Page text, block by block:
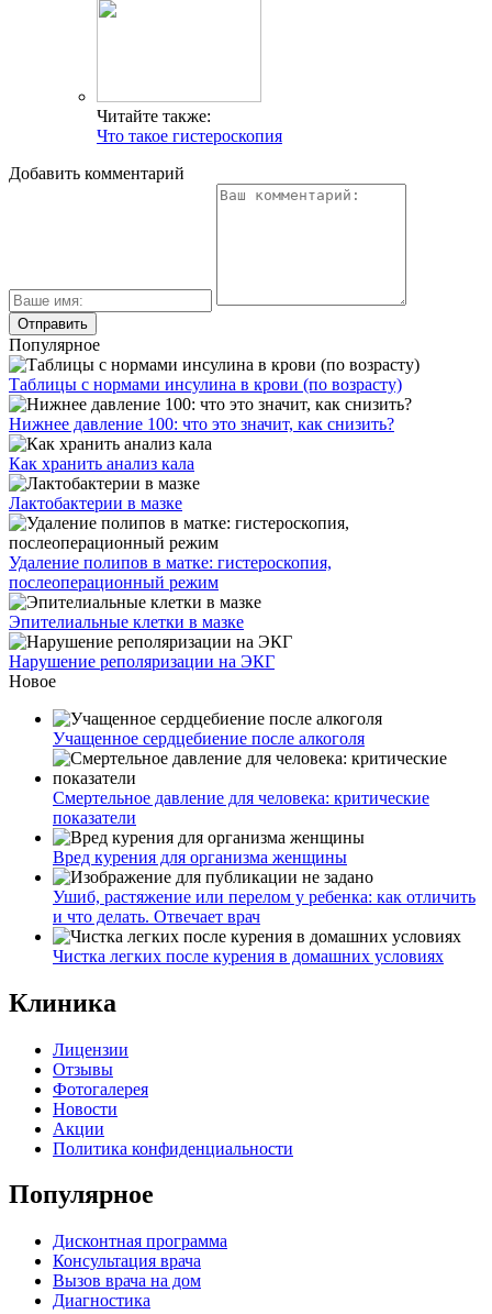
Читайте также:
Что такое гистероскопия
Добавить комментарий
Популярное
Таблицы с нормами инсулина в крови (по возрасту)
Нижнее давление 100: что это значит, как снизить?
Как хранить анализ кала
Лактобактерии в мазке
Удаление полипов в матке: гистероскопия,
послеоперационный режим
Эпителиальные клетки в мазке
Нарушение реполяризации на ЭКГ
Новое
Учащенное сердцебиение после алкоголя
Смертельное давление для человека: критические
показатели
Вред курения для организма женщины
Ушиб, растяжение или перелом у ребенка: как отличить
и что делать. Отвечает врач
Чистка легких после курения в домашних условиях
Клиника
Лицензии
Отзывы
Фотогалерея
Новости
Акции
Политика конфиденциальности
Популярное
Дисконтная программа
Консультация врача
Вызов врача на дом
Диагностика